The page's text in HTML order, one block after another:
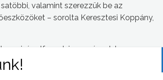
valamint szerezzük be az
– sorolta Keresztesi Koppány,
és elfogadni az egészet, hogy egy
Józsefné, az egyesület
az autista gyermekeket, jó